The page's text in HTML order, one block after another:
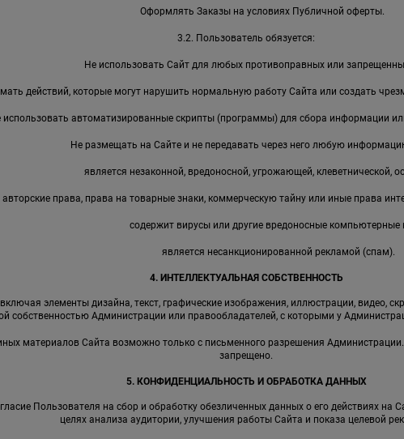
Оформлять Заказы на условиях Публичной оферты.
3.2. Пользователь обязуется:
Не использовать Сайт для любых противоправных или
действий, которые могут нарушить нормальную работу Сайта или создать
использовать автоматизированные скрипты (программы) для сбора информации
Не размещать на Сайте и не передавать через него любую
является незаконной, вредоносной, угрожающей, клеветнической,
права, права на товарные знаки, коммерческую тайну или иные права
содержит вирусы или другие вредоносные компьютерные
является несанкционированной рекламой (спам).
4. ИНТЕЛЛЕКТУАЛЬНАЯ СОБСТВЕННОСТЬ
элементы дизайна, текст, графические изображения, иллюстрации, видео,
собственностью Администрации или правообладателей, с которыми у
материалов Сайта возможно только с письменного разрешения
запрещено.
5. КОНФИДЕНЦИАЛЬНОСТЬ И ОБРАБОТКА ДАННЫХ
Пользователя на сбор и обработку обезличенных данных о его действиях на
целях анализа аудитории, улучшения работы Сайта и показа целевой